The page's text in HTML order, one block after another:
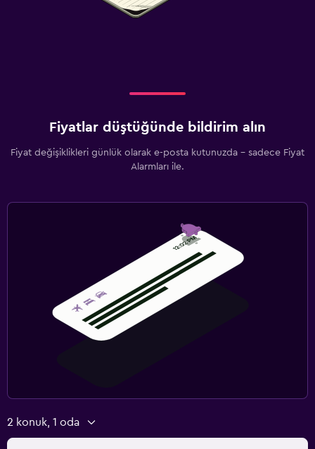
Pantolon presi
Spor salonu
Fiyatlar düştüğünde bildirim alın
Fiyat değişiklikleri günlük olarak e-posta kutunuzda - sadece Fiyat
Alarmları ile.
2 konuk, 1 oda